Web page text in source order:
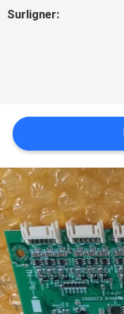
DEMANDEZ
DU
SITE
PRIVACY
POLICY
Surligner: